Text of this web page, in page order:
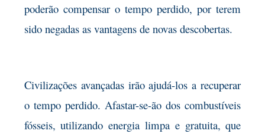
poderão compensar o tempo perdido, por terem
sido negadas as vantagens de novas descobertas.
Civilizações avançadas irão ajudá-los a recuperar
o tempo perdido. Afastar-se-ão dos combustíveis
fósseis, utilizando energia limpa e gratuita, que